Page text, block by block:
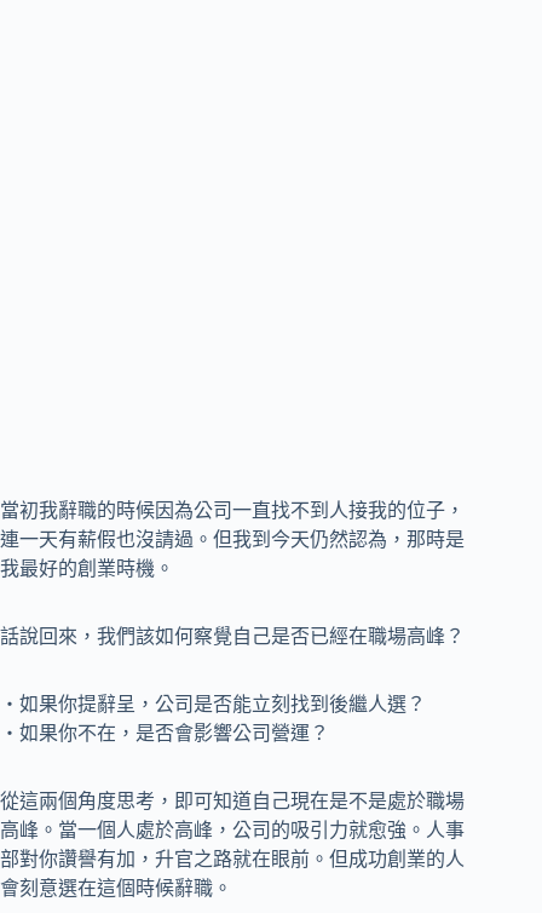
當初我辭職的時候因為公司一直找不到人接我的位子，
連一天有薪假也沒請過。但我到今天仍然認為，那時是
我最好的創業時機。
話說回來，我們該如何察覺自己是否已經在職場高峰？
‧如果你提辭呈，公司是否能立刻找到後繼人選？
‧如果你不在，是否會影響公司營運？
從這兩個角度思考，即可知道自己現在是不是處於職場
高峰。當一個人處於高峰，公司的吸引力就愈強。人事
部對你讚譽有加，升官之路就在眼前。但成功創業的人
會刻意選在這個時候辭職。